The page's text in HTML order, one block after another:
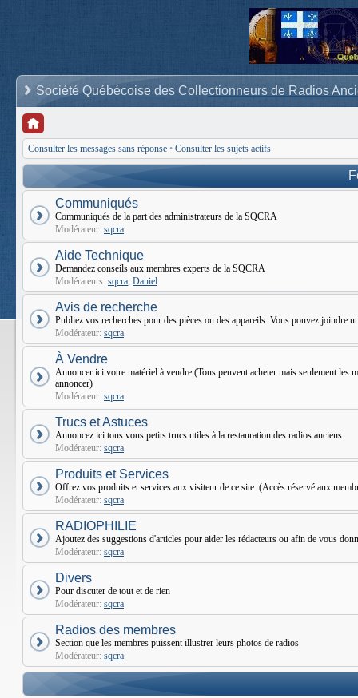
Société Québécoise des Collectionneurs de Radios
Consulter les messages sans réponse • Consulter les sujets actifs
Communiqués
Communiqués de la part des administrateurs de la SQCRA
Modérateur: sqcra
Aide Technique
Demandez conseils aux membres experts de la SQCRA
Modérateurs: sqcra, Daniel
Avis de recherche
Publiez vos recherches pour des pièces ou des appareils. Vous pouvez joindre
Modérateur: sqcra
À Vendre
Annoncer ici votre matériel à vendre (Tous peuvent acheter mais seulement les
annoncer)
Modérateur: sqcra
Trucs et Astuces
Annoncez ici tous vous petits trucs utiles à la restauration des radios anciens
Modérateur: sqcra
Produits et Services
Offrez vos produits et services aux visiteur de ce site. (Accès réservé aux
Modérateur: sqcra
RADIOPHILIE
Ajoutez des suggestions d'articles pour aider les rédacteurs ou afin de vous
Modérateur: sqcra
Divers
Pour discuter de tout et de rien
Modérateur: sqcra
Radios des membres
Section que les membres puissent illustrer leurs photos de radios
Modérateur: sqcra